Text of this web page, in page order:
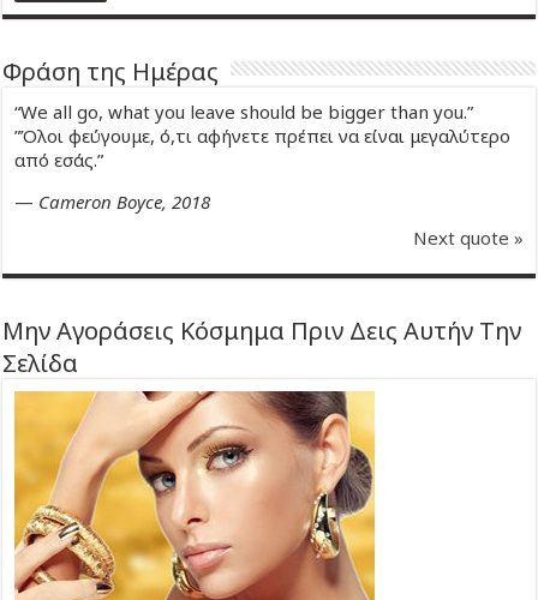
Φράση της Ημέρας
“We all go, what you leave should be bigger than you.”
”Όλοι φεύγουμε, ό,τι αφήνετε πρέπει να είναι μεγαλύτερο
από εσάς.”
— Cameron Boyce, 2018
Next quote »
Μην Αγοράσεις Κόσμημα Πριν Δεις Αυτήν Την
Σελίδα